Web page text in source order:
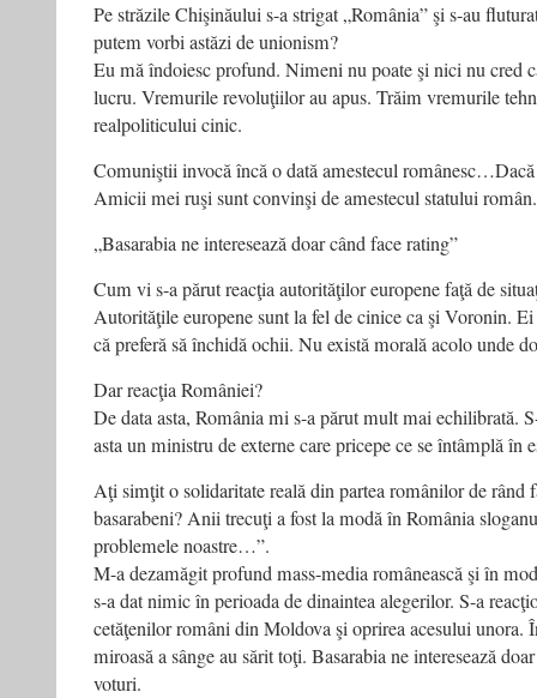
Pe străzile Chişinăului s-a strigat „România” şi s-au
putem vorbi astăzi de unionism?
Eu mă îndoiesc profund. Nimeni nu poate şi nici nu cred
lucru. Vremurile revoluţiilor au apus. Trăim vremurile
realpoliticului cinic.
Comuniştii invocă încă o dată amestecul românesc…Dacă
Amicii mei ruşi sunt convinşi de amestecul statului
„Basarabia ne interesează doar când face rating”
Cum vi s-a părut reacţia autorităţilor europene faţă de
Autorităţile europene sunt la fel de cinice ca şi Voronin.
că preferă să închidă ochii. Nu există morală acolo unde
Dar reacţia României?
De data asta, România mi s-a părut mult mai echilibrată.
asta un ministru de externe care pricepe ce se întâmplă în
Aţi simţit o solidaritate reală din partea românilor de rând
basarabeni? Anii trecuţi a fost la modă în România
problemele noastre…”.
M-a dezamăgit profund mass-media românească şi în
s-a dat nimic în perioada de dinaintea alegerilor. S-a
cetăţenilor români din Moldova şi oprirea acesului unora.
miroasă a sânge au sărit toţi. Basarabia ne interesează
voturi.